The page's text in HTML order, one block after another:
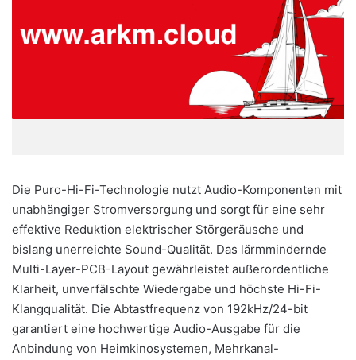
Die Puro-Hi-Fi-Technologie nutzt Audio-Komponenten mit
unabhängiger Stromversorgung und sorgt für eine sehr
effektive Reduktion elektrischer Störgeräusche und
bislang unerreichte Sound-Qualität. Das lärmmindernde
Multi-Layer-PCB-Layout gewährleistet außerordentliche
Klarheit, unverfälschte Wiedergabe und höchste Hi-Fi-
Klangqualität. Die Abtastfrequenz von 192kHz/24-bit
garantiert eine hochwertige Audio-Ausgabe für die
Anbindung von Heimkinosystemen, Mehrkanal-